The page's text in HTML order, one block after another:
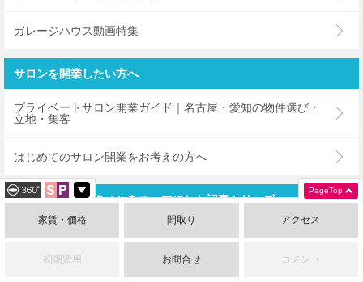
ガレージハウス動画特集
サロンを開業したい方へ
プライベートサロン開業ガイド｜名古屋・愛知の物件選び・
立地・集客
はじめてのサロン開業をお考えの方へ
海外のライフスタイルをテーマにした記事シリーズ
家賃・価格 間取り アクセス
初期費用 お問合せ コメント
PageTop